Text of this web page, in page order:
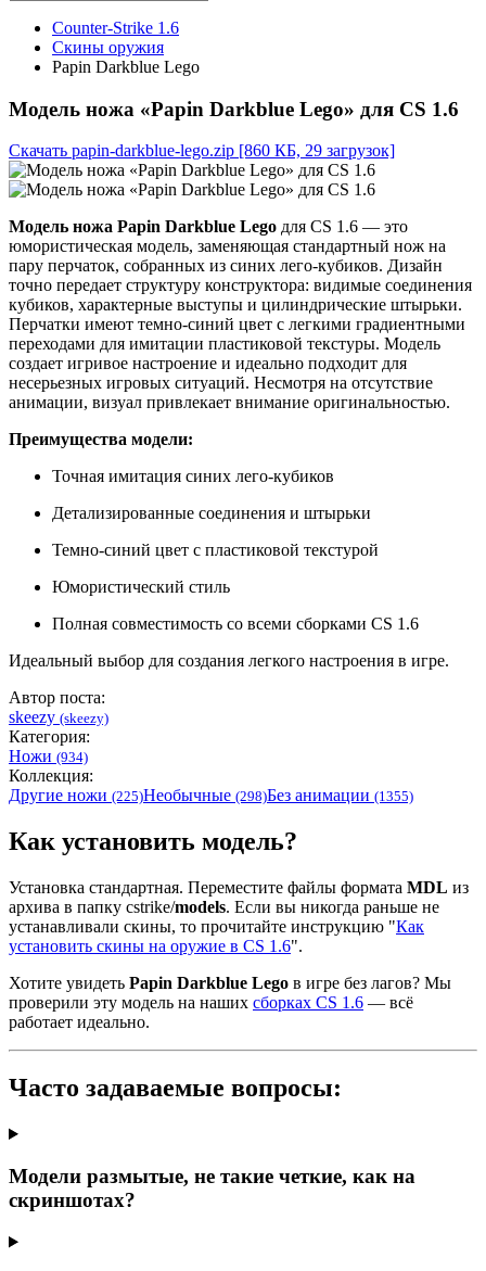
Counter-Strike 1.6
Скины оружия
Papin Darkblue Lego
Модель ножа «Papin Darkblue Lego» для CS 1.6
Скачать papin-darkblue-lego.zip [860 КБ, 29 загрузок]
Модель ножа Papin Darkblue Lego для CS 1.6 — это
юмористическая модель, заменяющая стандартный нож на
пару перчаток, собранных из синих лего-кубиков. Дизайн
точно передает структуру конструктора: видимые соединения
кубиков, характерные выступы и цилиндрические штырьки.
Перчатки имеют темно-синий цвет с легкими градиентными
переходами для имитации пластиковой текстуры. Модель
создает игривое настроение и идеально подходит для
несерьезных игровых ситуаций. Несмотря на отсутствие
анимации, визуал привлекает внимание оригинальностью.
Преимущества модели:
Точная имитация синих лего-кубиков
Детализированные соединения и штырьки
Темно-синий цвет с пластиковой текстурой
Юмористический стиль
Полная совместимость со всеми сборками CS 1.6
Идеальный выбор для создания легкого настроения в игре.
Автор поста:
skeezy (skeezy)
Категория:
Ножи (934)
Коллекция:
Другие ножи (225)Необычные (298)Без анимации (1355)
Как установить модель?
Установка стандартная. Переместите файлы формата MDL из
архива в папку cstrike/models. Если вы никогда раньше не
устанавливали скины, то прочитайте инструкцию "Как
установить скины на оружие в CS 1.6".
Хотите увидеть Papin Darkblue Lego в игре без лагов? Мы
проверили эту модель на наших сборках CS 1.6 — всё
работает идеально.
Часто задаваемые вопросы:
Модели размытые, не такие четкие, как на
скриншотах?